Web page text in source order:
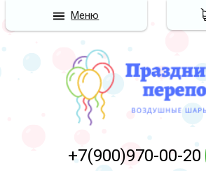
+7(900)970-00-20
Меню